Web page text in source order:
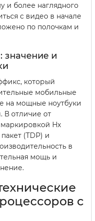
и более наглядного
с видео в начале
по полочкам и
значение и
который
мобильные
на мощные ноутбуки
В отличие от
Hx
(TDP) и
в
мощь и
с